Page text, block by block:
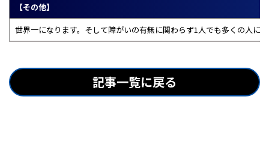
【その他】
世界一になります。そして障がいの有無に関わらず1人でも多くの人に
記事一覧に戻る